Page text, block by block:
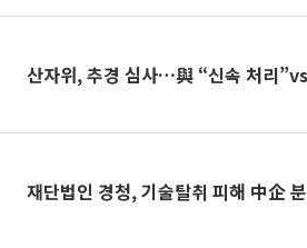
산자위, 추경 심사…與 “신속 처리
재단법인 경청, 기술탈취 피해 中企